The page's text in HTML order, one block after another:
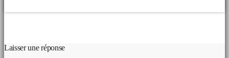
Laisser une réponse